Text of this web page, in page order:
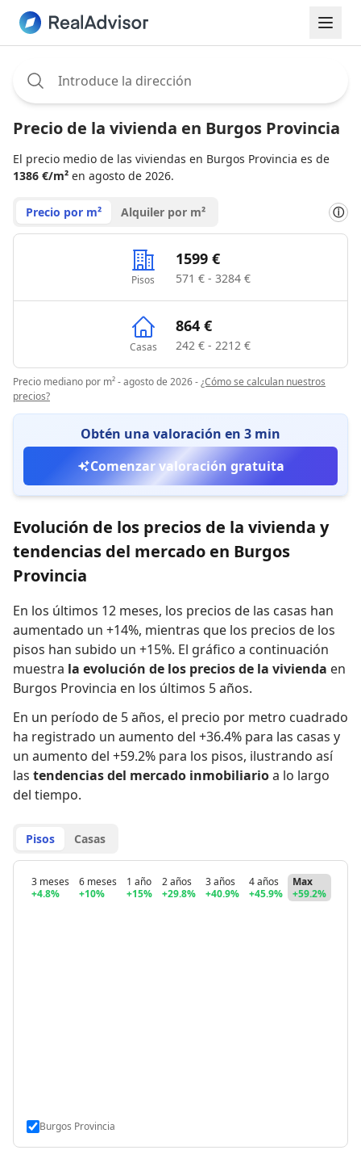
Precio de la vivienda en Burgos Provincia
El precio medio de las viviendas en Burgos Provincia es de
1386 €/m² en agosto de 2026.
Precio por m² Alquiler por m² ⓘ
Pisos
1599 €
571 € - 3284 €
Casas
864 €
242 € - 2212 €
Precio mediano por m² - agosto de 2026-¿Cómo se calculan nuestros
precios?
Obtén una valoración en 3 min
Comenzar valoración gratuita
Evolución de los precios de la vivienda y
tendencias del mercado en Burgos
Provincia
En los últimos 12 meses, los precios de las casas han
aumentado un +14%, mientras que los precios de los
pisos han subido un +15%. El gráfico a continuación
muestra la evolución de los precios de la vivienda en
Burgos Provincia en los últimos 5 años.
En un período de 5 años, el precio por metro cuadrado
ha registrado un aumento del +36.4% para las casas y
un aumento del +59.2% para los pisos, ilustrando así
las tendencias del mercado inmobiliarioa lo largo
del tiempo.
Pisos Casas
3 meses
+4.8%
6 meses
+10%
1 año
+15%
2 años
+29.8%
3 años
+40.9%
4 años
+45.9%
Max
+59.2%
Burgos Provincia